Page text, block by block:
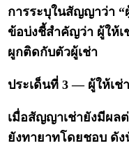
การระบุในสัญญาว่า “
ข้อบ่งชี้สำคัญว่า ผู้ให้เ
ผูกติดกับตัวผู้เช่า
ประเด็นที่ 3 — ผู้ให้เช่
เมื่อสัญญาเช่ายังมีผล
ยังทายาทโดยชอบ ดัง